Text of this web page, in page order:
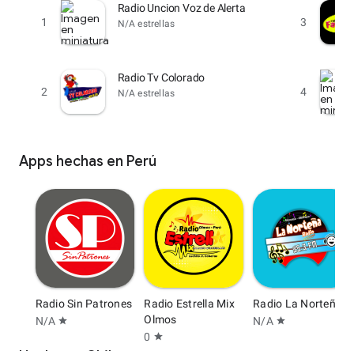
1
Radio Uncion Voz de Alerta
N/A estrellas
2
Radio Tv Colorado
N/A estrellas
3
4
Apps hechas en Perú
Radio Sin Patrones
N/A star
Radio Estrella Mix
Olmos
0 star
Radio La Norteña
N/A star